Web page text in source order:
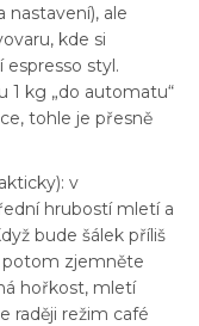
nastavení), ale
kde si
espresso styl.
1 kg „do automatu“
tohle je přesně
v
hrubostí mletí a
bude šálek příliš
potom zjemněte
hořkost, mletí
raději režim café